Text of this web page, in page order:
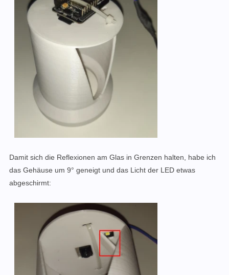
Damit sich die Reflexionen am Glas in Grenzen halten, habe ich
das Gehäuse um 9° geneigt und das Licht der LED etwas
abgeschirmt: